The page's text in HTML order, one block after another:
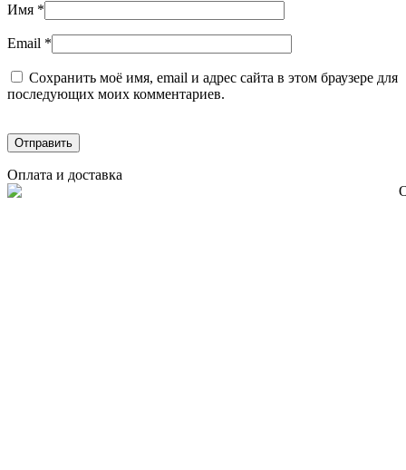
Имя *
Email *
Сохранить моё имя, email и адрес сайта в этом браузере для
последующих моих комментариев.
Оплата и доставка